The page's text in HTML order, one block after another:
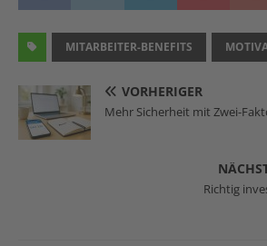
MITARBEITER-BENEFITS
VORHERIGER
Mehr Sicherheit mit Zwei-
Richtig